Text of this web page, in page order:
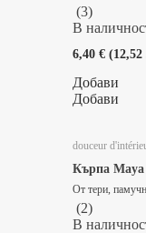
(3)
В
6,40 €
Добави
Добави
douceur
Кърпа Maya
От тери,
(2)
В